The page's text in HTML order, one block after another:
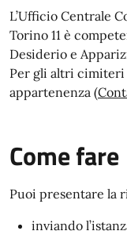
L’Ufficio Centrale
Torino 11 è
Desiderio e
Per gli altri
appartenenza (
Come fare
Puoi presentare la
inviando